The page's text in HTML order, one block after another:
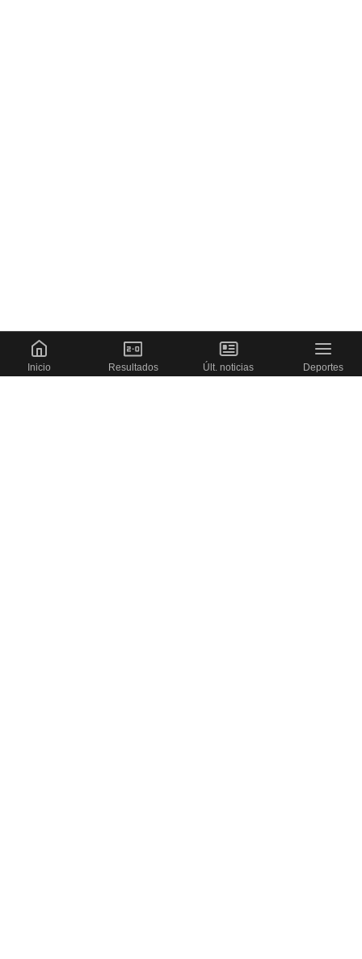
Inicio Resultados Últ. noticias Deportes